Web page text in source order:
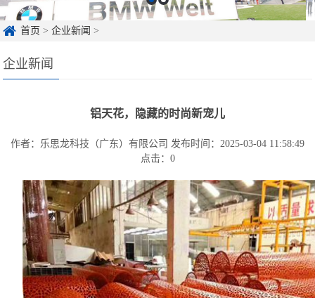
首页 >企业新闻 >
企业新闻
铝天花，隐藏的时尚新宠儿
作者：乐思龙科技（广东）有限公司 发布时间：2025-03-04 11:58:49
点击： 0